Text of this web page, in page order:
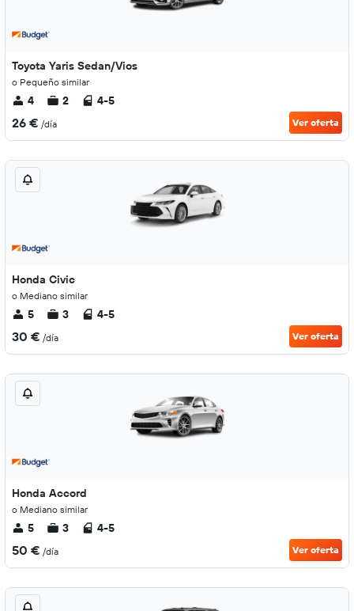
Toyota Yaris Sedan/Vios
o Pequeño similar
4 2 4-5
26 € /día Ver oferta
Honda Civic
o Mediano similar
5 3 4-5
30 € /día Ver oferta
Honda Accord
o Mediano similar
5 3 4-5
50 € /día Ver oferta